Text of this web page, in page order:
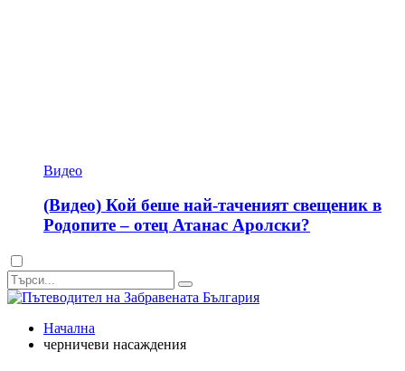
Видео
(Видео) Кой беше най-таченият свещеник в
Родопите – отец Атанас Аролски?
Dark
mode
Начална
черничеви насаждения